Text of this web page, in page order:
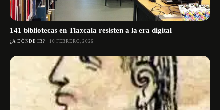
141 bibliotecas en Tlaxcala resisten a la era digital
¿A DÓNDE IR? 10 FEBRERO, 2026